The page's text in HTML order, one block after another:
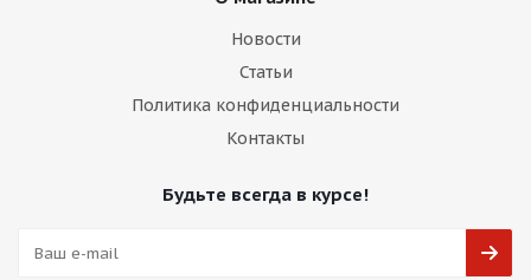
Новости
Статьи
Политика конфиденциальности
Контакты
Будьте всегда в курсе!